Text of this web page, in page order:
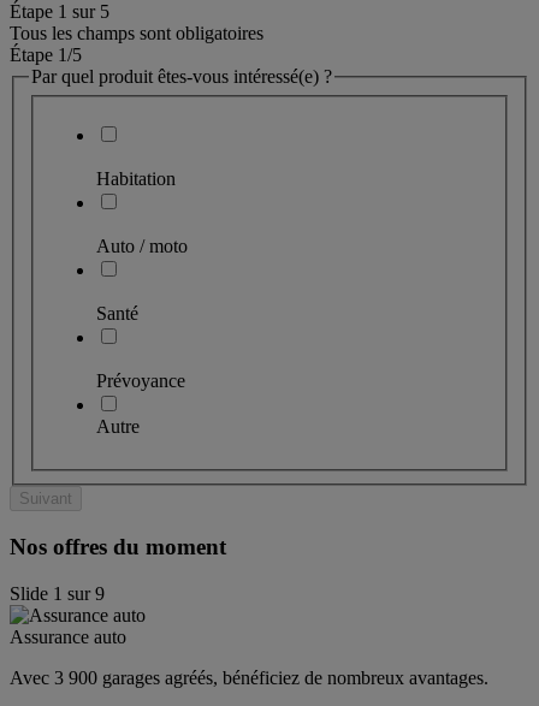
Étape 1 sur 5
Tous les champs sont obligatoires
Étape 1/5
Par quel produit êtes-vous intéressé(e) ?
Habitation
Auto / moto
Santé
Prévoyance
Autre
Suivant
Nos offres du moment
Slide 1 sur9
Assurance auto
Avec 3 900 garages agréés, bénéficiez de nombreux avantages.